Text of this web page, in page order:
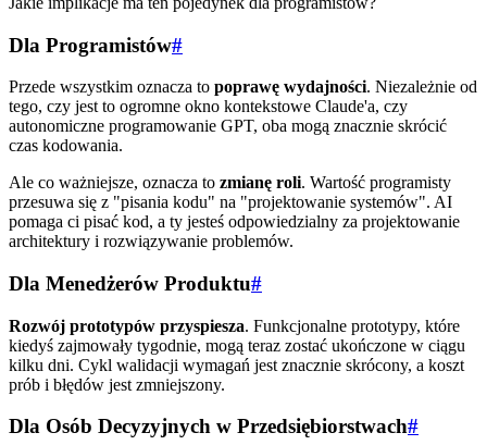
Dla Programistów#
Przede wszystkim oznacza to poprawę wydajności. Niezależnie od
tego, czy jest to ogromne okno kontekstowe Claude'a, czy
autonomiczne programowanie GPT, oba mogą znacznie skrócić
czas kodowania.
Ale co ważniejsze, oznacza to zmianę roli. Wartość programisty
przesuwa się z "pisania kodu" na "projektowanie systemów". AI
pomaga ci pisać kod, a ty jesteś odpowiedzialny za projektowanie
architektury i rozwiązywanie problemów.
Dla Menedżerów Produktu#
Rozwój prototypów przyspiesza. Funkcjonalne prototypy, które
kiedyś zajmowały tygodnie, mogą teraz zostać ukończone w ciągu
kilku dni. Cykl walidacji wymagań jest znacznie skrócony, a koszt
prób i błędów jest zmniejszony.
Dla Osób Decyzyjnych w Przedsiębiorstwach#